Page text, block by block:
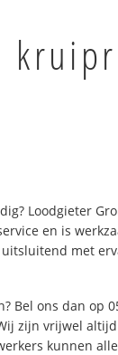
Loodgieter
en is
met
Bel ons dan op
zijn vrijwel
kunnen